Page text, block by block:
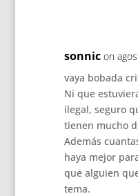
sonnic on
vaya bobada
Ni que
ilegal, seguro
tienen mucho
Además
haya mejor
que alguien
tema.